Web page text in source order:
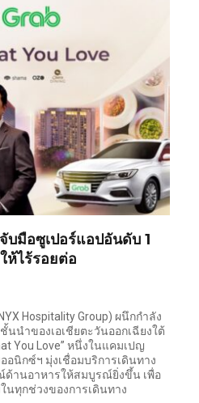
บมือซูเปอร์แอปอันดับ 1
ห้ไร้รอยต่อ
Hospitality Group) ผนึกกำลัง
นนำของเอเชียตะวันออกเฉียงใต้
You Love” หนึ่งในแคมเปญ
อนิกซ์ฯ มุ่งเชื่อมบริการเดินทาง
ด้านอาหารให้สมบูรณ์ยิ่งขึ้น เพื่อ
นทุกช่วงของการเดินทาง